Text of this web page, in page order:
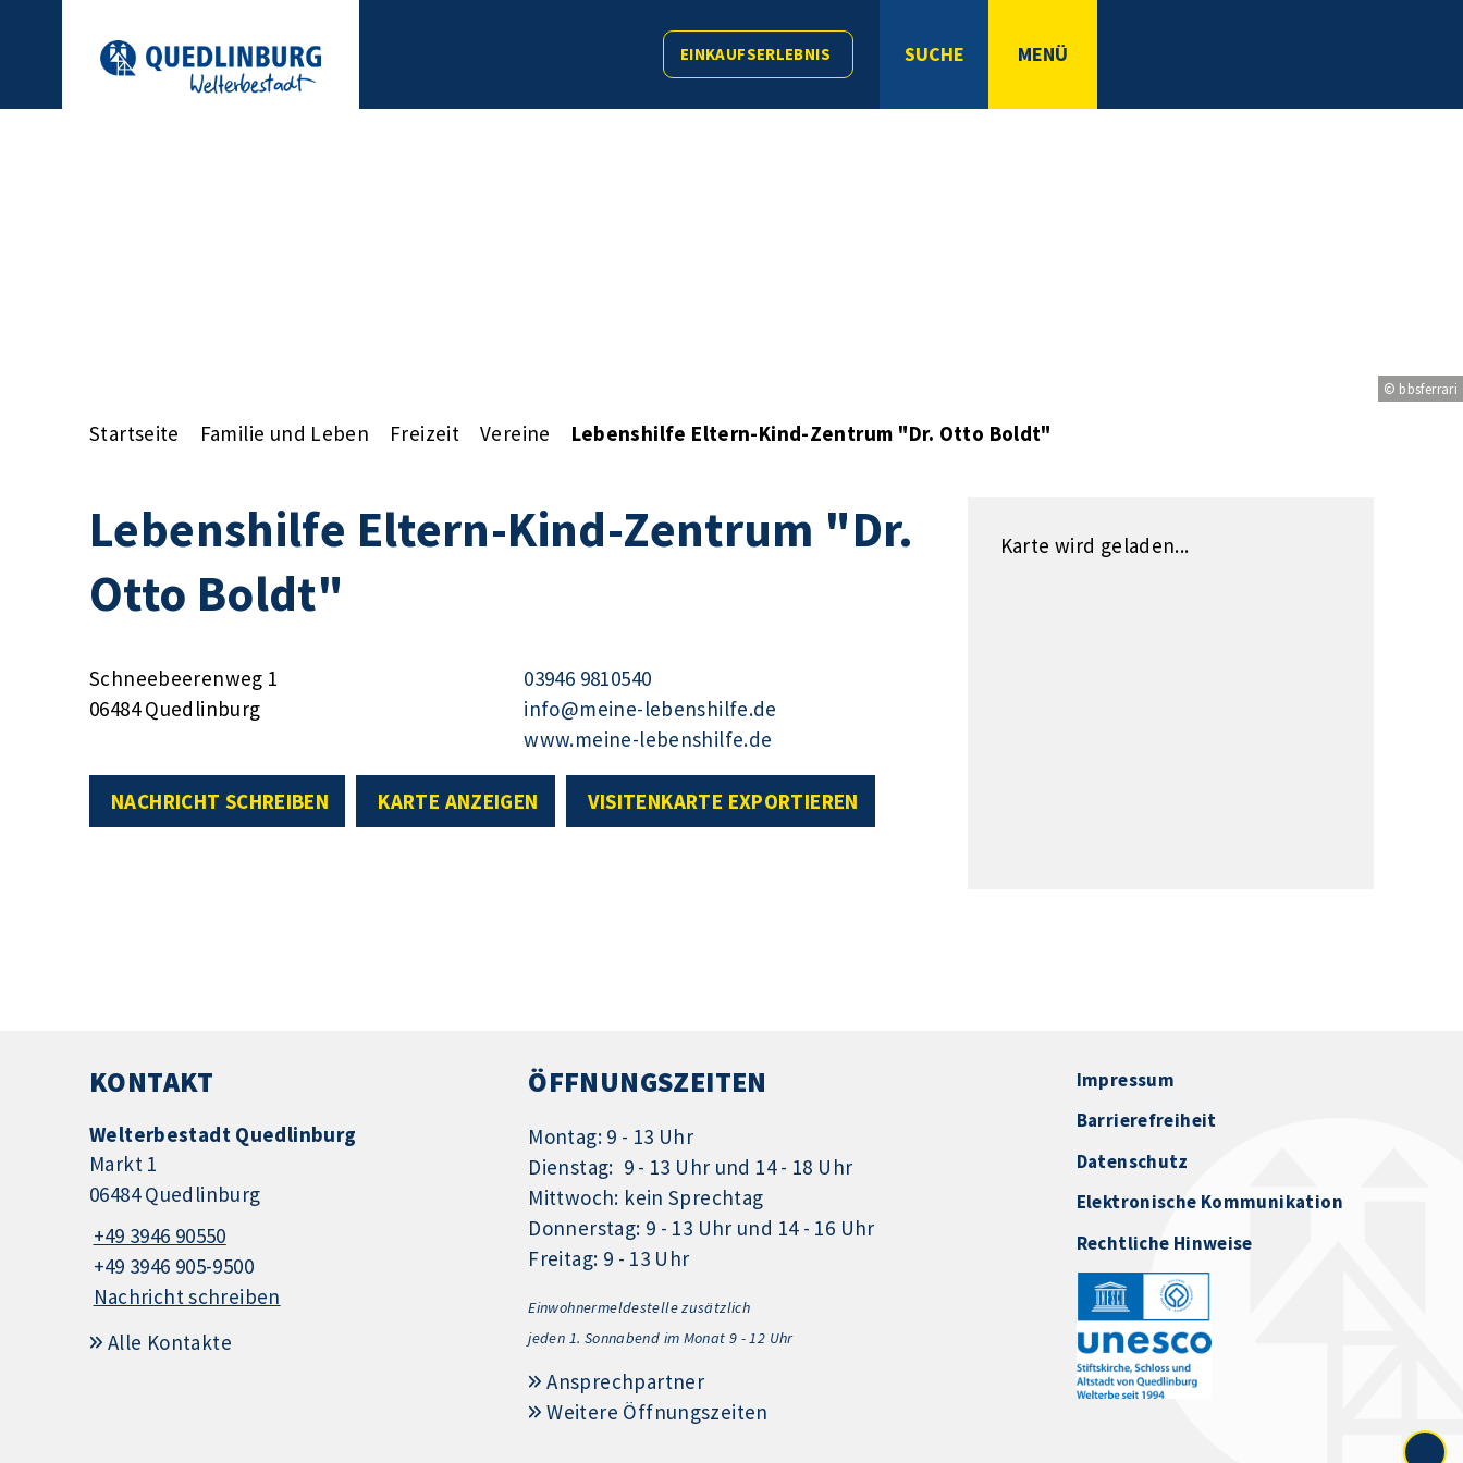
EINKAUFSERLEBNIS SUCHE MENÜ
© bbsferrari
Startseite Familie und Leben Freizeit Vereine Lebenshilfe Eltern-Kind-Zentrum "Dr. Otto Boldt"
Lebenshilfe Eltern-Kind-Zentrum "Dr.
Otto Boldt"
Schneebeerenweg 1
06484 Quedlinburg
03946 9810540
info@meine-lebenshilfe.de
www.meine-lebenshilfe.de
NACHRICHT SCHREIBEN KARTE ANZEIGEN VISITENKARTE EXPORTIEREN
Karte wird geladen...
KONTAKT
Welterbestadt Quedlinburg
Markt 1
06484 Quedlinburg
+49 3946 90550
+49 3946 905-9500
Nachricht schreiben
Alle Kontakte
ÖFFNUNGSZEITEN
Montag: 9 - 13 Uhr
Dienstag: 9 - 13 Uhr und 14 - 18 Uhr
Mittwoch: kein Sprechtag
Donnerstag: 9 - 13 Uhr und 14 - 16 Uhr
Freitag: 9 - 13 Uhr
Einwohnermeldestelle zusätzlich
jeden 1. Sonnabend im Monat 9 - 12 Uhr
Ansprechpartner
Weitere Öffnungszeiten
Impressum
Barrierefreiheit
Datenschutz
Elektronische Kommunikation
Rechtliche Hinweise